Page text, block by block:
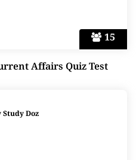
15
Affairs Quiz Test
Study Doz